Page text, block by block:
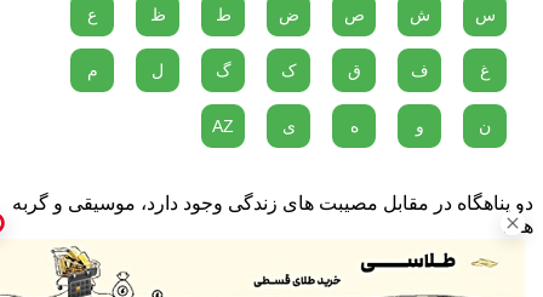
س ش ص ض ط ظ
ف ق ک گ
ی AZ
پناهگاه در مقابل مصیبت های زندگی وجود دارد، موسیقی و گربه